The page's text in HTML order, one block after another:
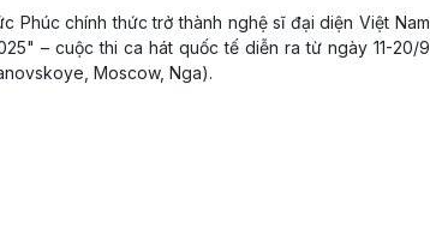
Phúc chính thức trở thành nghệ sĩ đại diện Việt Nam
– cuộc thi ca hát quốc tế diễn ra từ ngày 11-20/9
Moscow, Nga).